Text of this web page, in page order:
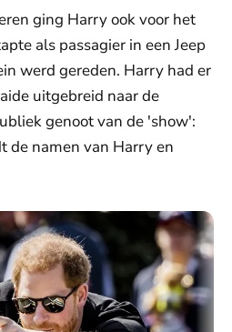
ging Harry ook voor het
als passagier in een Jeep
werd gereden. Harry had er
uitgebreid naar de
genoot van de 'show':
de namen van Harry en